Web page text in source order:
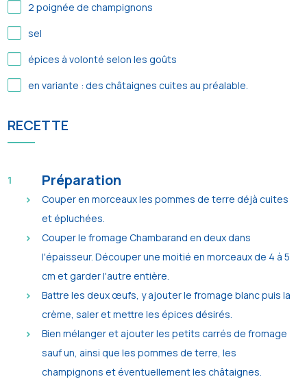
2 poignée de champignons
sel
épices à volonté selon les goûts
en variante : des châtaignes cuites au préalable.
RECETTE
Préparation
Couper en morceaux les pommes de terre déjà cuites
et épluchées.
Couper le fromage Chambarand en deux dans
l'épaisseur. Découper une moitié en morceaux de 4 à 5
cm et garder l'autre entière.
Battre les deux œufs, y ajouter le fromage blanc puis la
crème, saler et mettre les épices désirés.
Bien mélanger et ajouter les petits carrés de fromage
sauf un, ainsi que les pommes de terre, les
champignons et éventuellement les châtaignes.